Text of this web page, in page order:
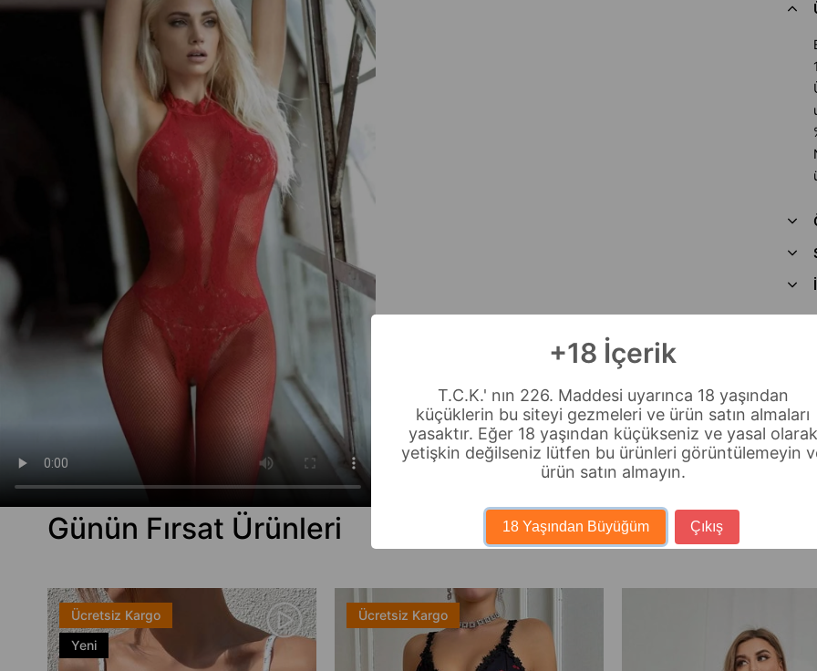
Günün Fırsat Ürünleri
Ücretsiz Kargo
Yeni
Ücretsiz Kargo
+18 İçerik
T.C.K.' nın 226. Maddesi uyarınca 18 yaşından
küçüklerin bu siteyi gezmeleri ve ürün satın almaları
yasaktır. Eğer 18 yaşından küçükseniz ve yasal olarak
yetişkin değilseniz lütfen bu ürünleri görüntülemeyin
ürün satın almayın.
18 Yaşından Büyüğüm Çıkış